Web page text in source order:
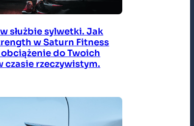
służbie sylwetki. Jak
w Saturn Fitness
do Twoich
czasie rzeczywistym.